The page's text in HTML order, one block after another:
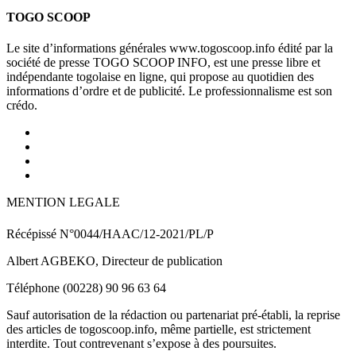
TOGO SCOOP
Le site d’informations générales www.togoscoop.info édité par la
société de presse TOGO SCOOP INFO, est une presse libre et
indépendante togolaise en ligne, qui propose au quotidien des
informations d’ordre et de publicité. Le professionnalisme est son
crédo.
MENTION LEGALE
Récépissé N°0044/HAAC/12-2021/PL/P
Albert AGBEKO, Directeur de publication
Téléphone (00228) 90 96 63 64
Sauf autorisation de la rédaction ou partenariat pré-établi, la reprise
des articles de togoscoop.info, même partielle, est strictement
interdite. Tout contrevenant s’expose à des poursuites.